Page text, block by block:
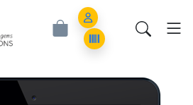
Account
Orders